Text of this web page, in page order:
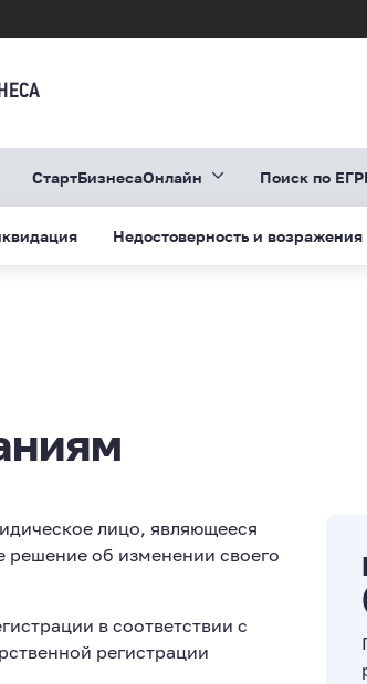
СтартБизнесаОнлайн Поиск по
Недостоверность и возражения
лицо, являющееся
об изменении своего
в соответствии с
регистрации